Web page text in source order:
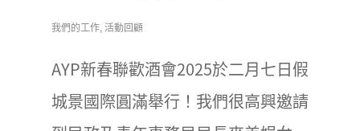
我們的工作, 活動回顧
AYP新春聯歡酒會2025於二月七日假
城景國際圓滿舉行！我們很高興邀請